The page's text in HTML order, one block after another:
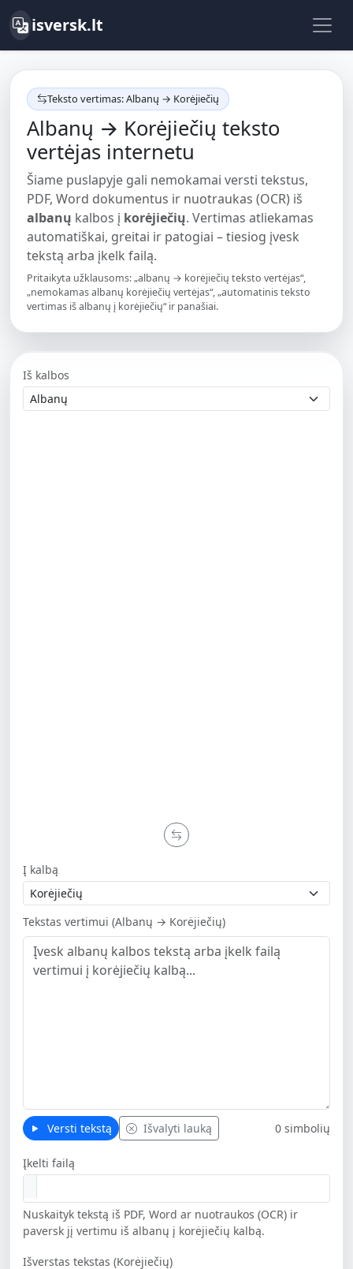
isversk.lt
Teksto vertimas: Albanų → Korėjiečių
Albanų → Korėjiečių teksto
vertėjas internetu
Šiame puslapyje gali nemokamai versti tekstus,
PDF, Word dokumentus ir nuotraukas (OCR) iš
albanų kalbos į korėjiečių. Vertimas atliekamas
automatiškai, greitai ir patogiai – tiesiog įvesk
tekstą arba įkelk failą.
Pritaikyta užklausoms: „albanų → korėjiečių teksto vertėjas“,
„nemokamas albanų korėjiečių vertėjas“, „automatinis teksto
vertimas iš albanų į korėjiečių“ ir panašiai.
Iš kalbos
Į kalbą
Tekstas vertimui (Albanų → Korėjiečių)
Versti tekstą Išvalyti lauką 0 simbolių
Įkelti failą
Nuskaityk tekstą iš PDF, Word ar nuotraukos (OCR) ir
paversk jį vertimu iš albanų į korėjiečių kalbą.
Išverstas tekstas (Korėjiečių)